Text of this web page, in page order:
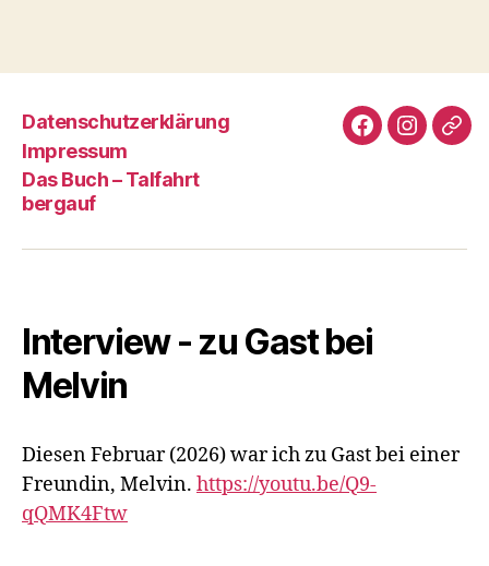
Datenschutz­erklärung
Impressum
Das Buch – Talfahrt
bergauf
FacebookE-
Interview - zu Gast bei
Melvin
Diesen Februar (2026) war ich zu Gast bei einer
Freundin, Melvin. https://youtu.be/Q9-
qQMK4Ftw